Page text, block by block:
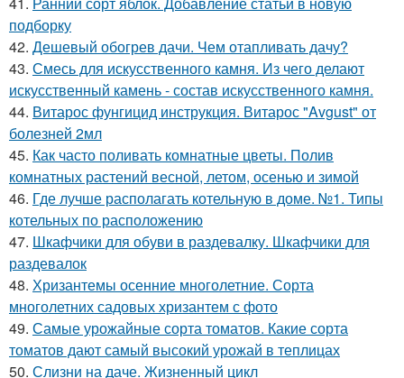
подборку
42. Дешевый обогрев дачи. Чем отапливать дачу?
43. Смесь для искусственного камня. Из чего делают
искусственный камень - состав искусственного камня.
44. Витарос фунгицид инструкция. Витарос "Avgust" от
болезней 2мл
45. Как часто поливать комнатные цветы. Полив
комнатных растений весной, летом, осенью и зимой
46. Где лучше располагать котельную в доме. №1. Типы
котельных по расположению
47. Шкафчики для обуви в раздевалку. Шкафчики для
раздевалок
48. Хризантемы осенние многолетние. Сорта
многолетних садовых хризантем с фото
49. Самые урожайные сорта томатов. Какие сорта
томатов дают самый высокий урожай в теплицах
50. Слизни на даче. Жизненный цикл